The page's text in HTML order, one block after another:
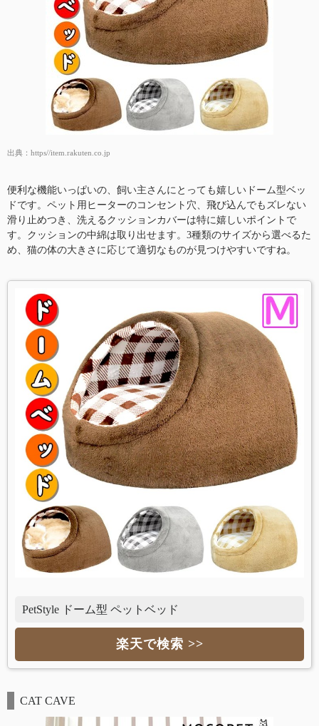
出典： https//item.rakuten.co.jp
便利な機能いっぱいの、飼い主さんにとっても嬉しいドーム型ベッ
ドです。ペット用ヒーターのコンセント穴、飛び込んでもズレない
滑り止めつき、洗えるクッションカバーは特に嬉しいポイントで
す。クッションの中綿は取り出せます。3種類のサイズから選べるた
め、猫の体の大きさに応じて適切なものが見つけやすいですね。
PetStyle ドーム型 ペットベッド
楽天で検索 >>
CAT CAVE